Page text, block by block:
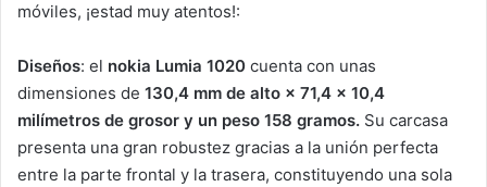
móviles, ¡estad muy atentos!:
Diseños: el nokia Lumia 1020 cuenta con unas
dimensiones de 130,4 mm de alto × 71,4 × 10,4
milímetros de grosor y un peso 158 gramos. Su carcasa
presenta una gran robustez gracias a la unión perfecta
entre la parte frontal y la trasera, constituyendo una sola